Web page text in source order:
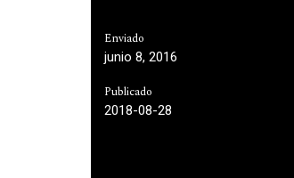
Enviado
junio 8, 2016
Publicado
2018-08-28